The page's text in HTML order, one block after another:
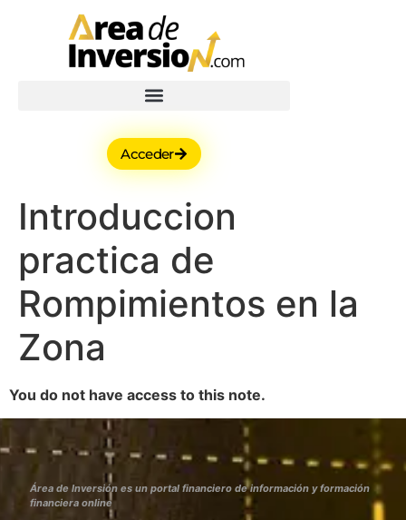
Acceder
Introduccion
practica de
Rompimientos en la
Zona
You do not have access to this note.
Área de Inversión es un portal financiero de información y formación
financiera online